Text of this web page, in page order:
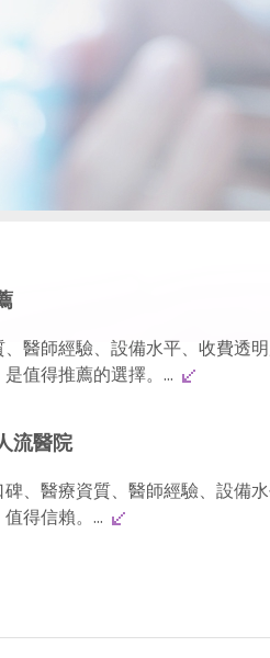
醫師經驗、設備水平、收費透
值得推薦的選擇。...
流醫院
、醫療資質、醫師經驗、設備
得信賴。...